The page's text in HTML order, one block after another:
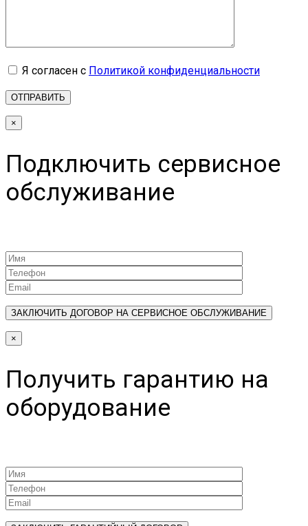
Я согласен с Политикой конфиденциальности
×
Подключить сервисное
обслуживание
×
Получить гарантию на
оборудование